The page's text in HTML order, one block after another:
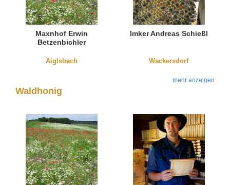
Maxnhof Erwin
Betzenbichler
Aiglsbach
Imker Andreas Schießl
Wackersdorf
mehr anzeigen
Waldhonig